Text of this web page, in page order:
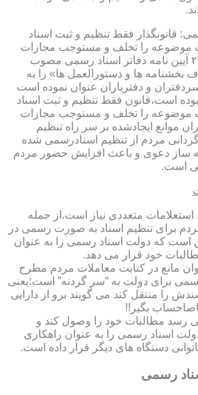
رسمی: قانونگذار فقط تنظیم و ثبت اسناد
موضوعه را تخلف و مستوجب مجازات
دانسته است ولی ماده ۲۹ آیین نامه دفاتر اسناد رسمی مصوب
بخشنامه ها و دستورالعمل ها» را به
و دفتریاران عنوان نموده است
است،قانون فقط تنظیم و ثبت اسناد
موضوعه را تخلف و مستوجب مجازات
موانع ایجادشده بر سر راه تنظیم
مردم از تنظیم اسنادرسمی شده
ساز دعوی و باعث افزایش حضور مردم
است.
متعددی نیاز است.از جمله
برای تنظیم اسناد به صورت رسمی در
است که دولت اسناد رسمی را به عنوان
خود قرار می دهد.
مانع در کتابت معاملات مردم مطرح
برای دولت به “سر گردنه” است؛یعنی
را منتقل کند می گویند برو از دارایی
بگیر!!
رسد مطالبات خود را وصول کند و
اسناد رسمی را به عنوان راهکاری
دستگاه های دیگر قرار داده است.
رسمی